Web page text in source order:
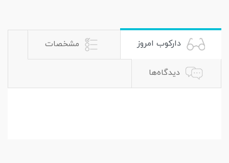
دارکوب امروز مشخصات
دیدگاه‌ها